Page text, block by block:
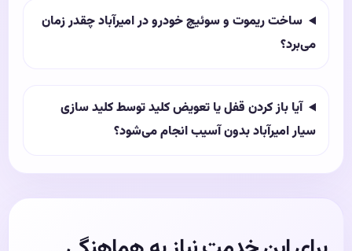
ساخت ریموت و سوئیچ خودرو در امیرآباد چقدر زمان
می‌برد؟
آیا باز کردن قفل یا تعویض کلید توسط کلید سازی
سیار امیرآباد بدون آسیب انجام می‌شود؟